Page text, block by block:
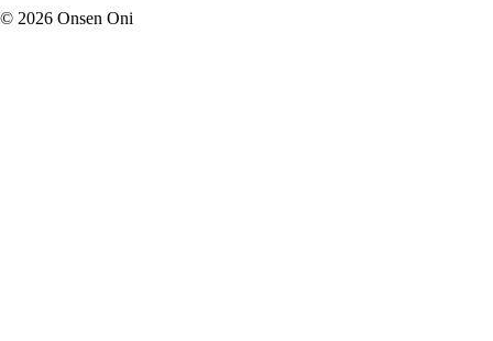
© 2026 Onsen Oni